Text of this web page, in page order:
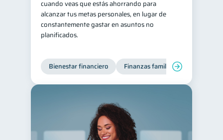
cuando veas que estás ahorrando para
alcanzar tus metas personales, en lugar de
constantemente gastar en asuntos no
planificados.
Bienestar financiero Finanzas familiares